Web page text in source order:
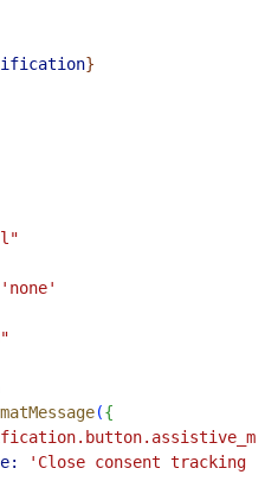
}
'none'
({
'Close consent tracking